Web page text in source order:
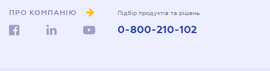
ПРО КОМПАНІЮ Підбір продуктів та рішень
0-800-210-102